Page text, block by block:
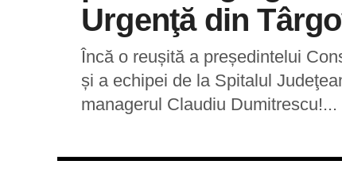
Urgenţă din
Încă o reușită a președintelui
și a echipei de la Spitalul
managerul Claudiu Dumitrescu!...